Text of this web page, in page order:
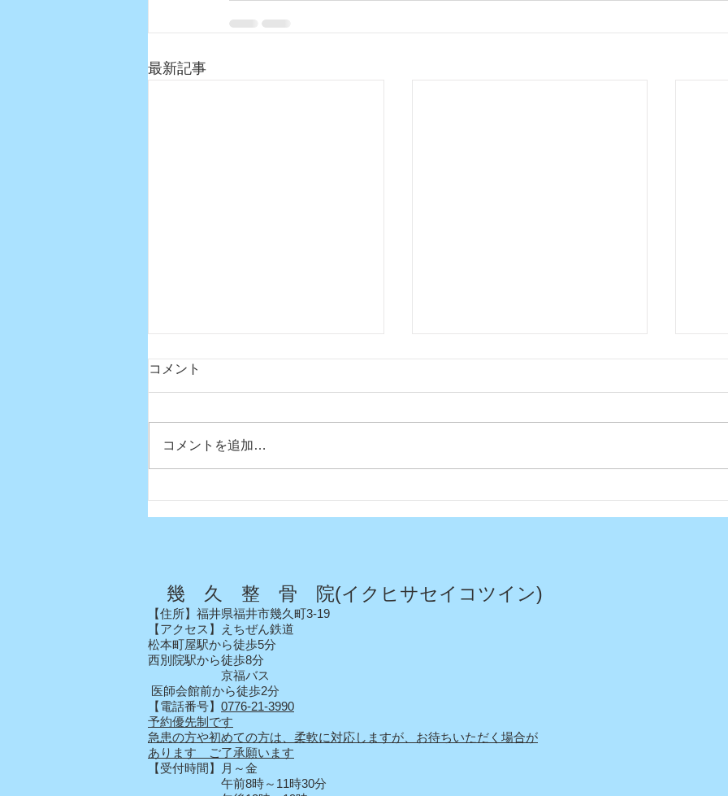
最新記事
咲いてくれました〜
コメント
コメントを追加…
幾 久 整 骨 院(イクヒサセイコツイン)
【住所】福井県福井市幾久町3-19
【アクセス】えちぜん鉄道
松本町屋駅から徒歩5分
西別院駅から徒歩8分
京福バス
医師会館前から徒歩2分
【電話番号】 0776-21-3990
予約優先制です
急患の方や初めての方は、柔軟に対応しますが、お待ちいただく場合が
あります ご了承願います
【受付時間】月～金
午前8時～11時30分